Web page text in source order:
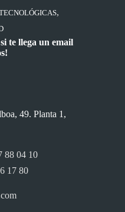
,
te llega un email
49. Planta 1,
88 04 10
17 80